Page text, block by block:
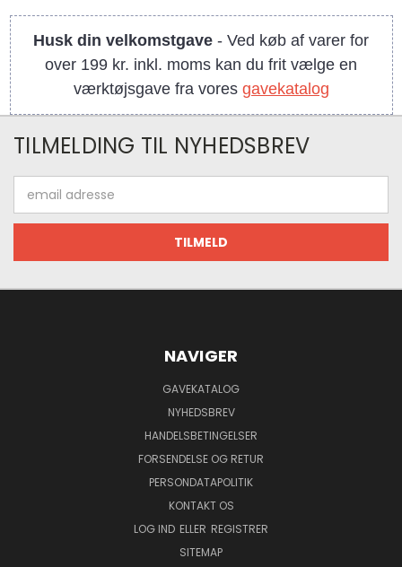
Husk din velkomstgave - Ved køb af varer for
over 199 kr. inkl. moms kan du frit vælge en
værktøjsgave fra vores gavekatalog
TILMELDING TIL NYHEDSBREV
adresse
NAVIGER
GAVEKATALOG
NYHEDSBREV
HANDELSBETINGELSER
FORSENDELSE OG RETUR
PERSONDATAPOLITIK
KONTAKT OS
LOG IND ELLER REGISTRER
SITEMAP